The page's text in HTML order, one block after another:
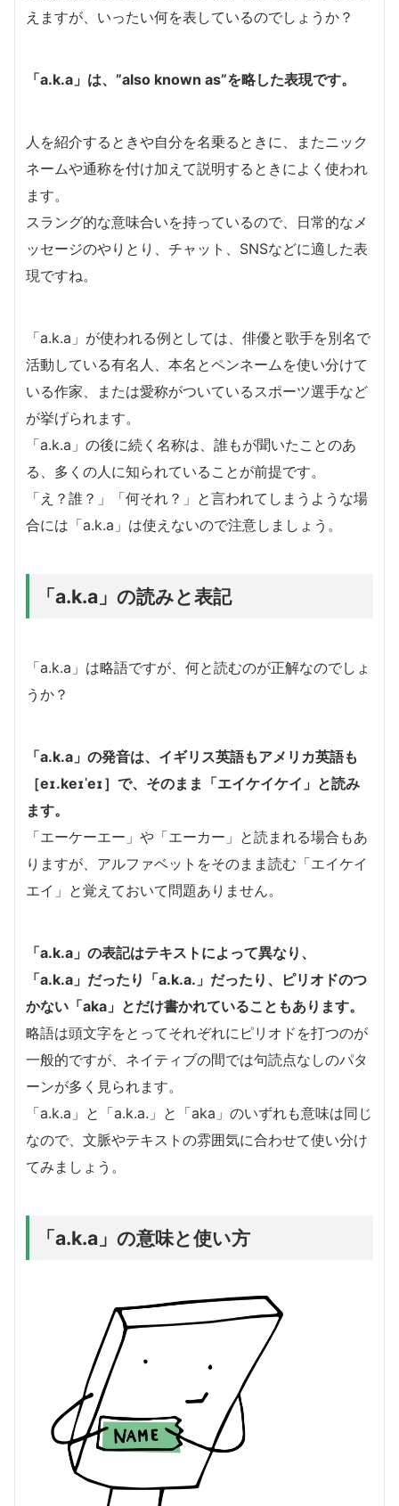
えますが、いったい何を表しているのでしょうか？
「a.k.a」は、”also known as”を略した表現です。
人を紹介するときや自分を名乗るときに、またニック
ネームや通称を付け加えて説明するときによく使われ
ます。
スラング的な意味合いを持っているので、日常的なメ
ッセージのやりとり、チャット、SNSなどに適した表
現ですね。
「a.k.a」が使われる例としては、俳優と歌手を別名で
活動している有名人、本名とペンネームを使い分けて
いる作家、または愛称がついているスポーツ選手など
が挙げられます。
「a.k.a」の後に続く名称は、誰もが聞いたことのあ
る、多くの人に知られていることが前提です。
「え？誰？」「何それ？」と言われてしまうような場
合には「a.k.a」は使えないので注意しましょう。
「a.k.a」の読みと表記
「a.k.a」は略語ですが、何と読むのが正解なのでしょ
うか？
「a.k.a」の発音は、イギリス英語もアメリカ英語も
［eɪ.keɪˈeɪ］で、そのまま「エイケイケイ」と読み
ます。
「エーケーエー」や「エーカー」と読まれる場合もあ
りますが、アルファベットをそのまま読む「エイケイ
エイ」と覚えておいて問題ありません。
「a.k.a」の表記はテキストによって異なり、
「a.k.a」だったり「a.k.a.」だったり、ピリオドのつ
かない「aka」とだけ書かれていることもあります。
略語は頭文字をとってそれぞれにピリオドを打つのが
一般的ですが、ネイティブの間では句読点なしのパタ
ーンが多く見られます。
「a.k.a」と「a.k.a.」と「aka」のいずれも意味は同じ
なので、文脈やテキストの雰囲気に合わせて使い分け
てみましょう。
「a.k.a」の意味と使い方